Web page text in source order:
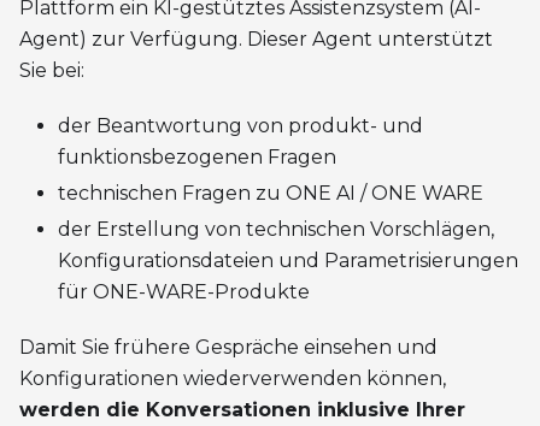
Plattform ein KI-gestütztes Assistenzsystem (AI-
Agent) zur Verfügung. Dieser Agent unterstützt
Sie bei:
der Beantwortung von produkt- und
funktionsbezogenen Fragen
technischen Fragen zu ONE AI / ONE WARE
der Erstellung von technischen Vorschlägen,
Konfigurationsdateien und Parametrisierungen
für ONE-WARE-Produkte
Damit Sie frühere Gespräche einsehen und
Konfigurationen wiederverwenden können,
werden die Konversationen inklusive Ihrer